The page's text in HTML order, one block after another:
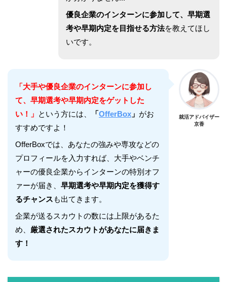
優良企業のインターンに参加して、早期選
考や早期内定を目指せる方法を教えてほし
いです。
「大手や優良企業のインターンに参加し
て、早期選考や早期内定をゲットした
い！」 という方には、 「 OfferBox 」 がお
すすめですよ！
OfferBoxでは、あなたの強みや専攻などの
プロフィールを入力すれば、大手やベンチ
ャーの優良企業からインターンの特別オフ
ァーが届き、 早期選考や早期内定を獲得す
るチャンスも出てきます。
企業が送るスカウトの数には上限があるた
め、 厳選されたスカウトがあなたに届きま
す！
就活アドバイザー
京香